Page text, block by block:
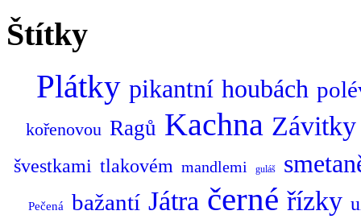
Štítky
Plátky pikantní houbách
kořenovou Ragů Kachna Závitky
švestkami tlakovém mandlemi guláš
Pečená bažantí Játra černé řízky